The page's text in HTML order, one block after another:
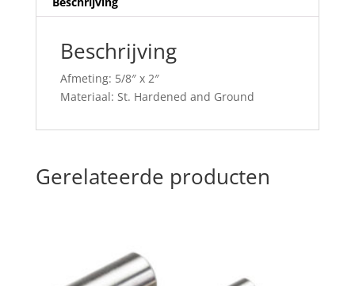
Beschrijving
Afmeting: 5/8″ x 2″
Materiaal: St. Hardened and Ground
Gerelateerde producten